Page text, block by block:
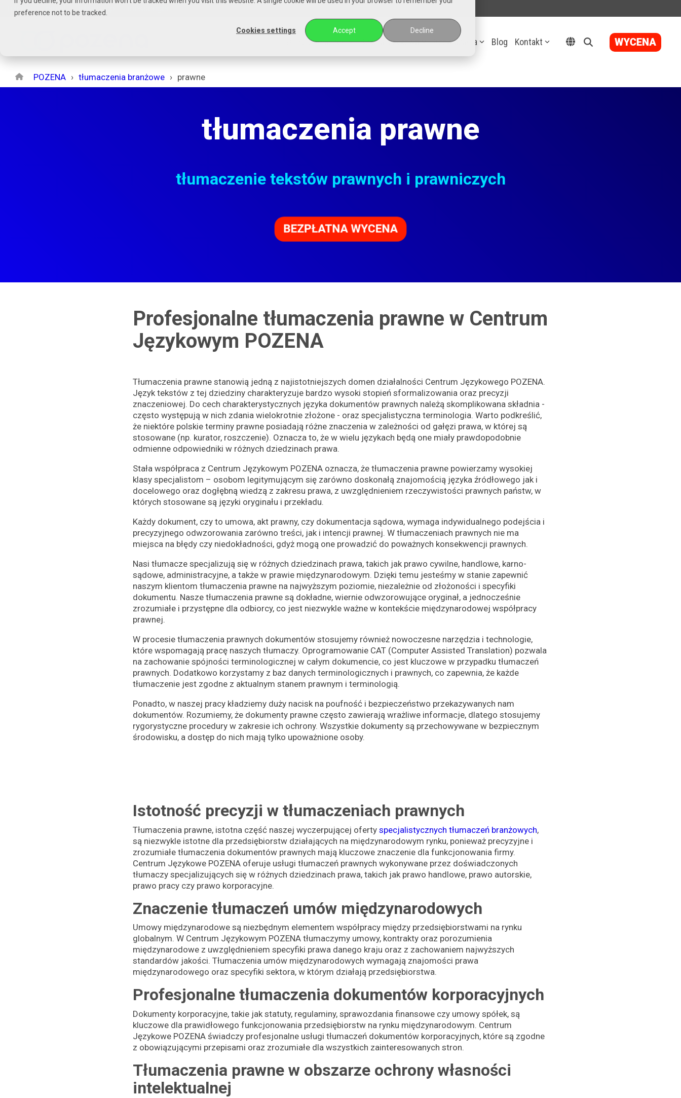
preference not to be tracked.
Cookies settings Accept Decline
Czytaj
stronę
telefon email whatsapp
Biuro tłumaczeń Szkoła językowa Rozwiązania Blog Kontakt
POZENA tłumaczenia branżowe prawne
tłumaczenia prawne
tłumaczenie tekstów prawnych i prawniczych
Profesjonalne tłumaczenia prawne w Centrum
Językowym POZENA
Tłumaczenia prawne stanowią jedną z najistotniejszych domen działalności Centrum Językowego POZENA.
Język tekstów z tej dziedziny charakteryzuje bardzo wysoki stopień sformalizowania oraz precyzji
znaczeniowej. Do cech charakterystycznych języka dokumentów prawnych należą skomplikowana składnia -
często występują w nich zdania wielokrotnie złożone - oraz specjalistyczna terminologia. Warto podkreślić,
że niektóre polskie terminy prawne posiadają różne znaczenia w zależności od gałęzi prawa, w której są
stosowane (np. kurator, roszczenie). Oznacza to, że w wielu językach będą one miały prawdopodobnie
odmienne odpowiedniki w różnych dziedzinach prawa.
Stała współpraca z Centrum Językowym POZENA oznacza, że tłumaczenia prawne powierzamy wysokiej
klasy specjalistom – osobom legitymującym się zarówno doskonałą znajomością języka źródłowego jak i
docelowego oraz dogłębną wiedzą z zakresu prawa, z uwzględnieniem rzeczywistości prawnych państw, w
których stosowane są języki oryginału i przekładu.
Każdy dokument, czy to umowa, akt prawny, czy dokumentacja sądowa, wymaga indywidualnego podejścia i
precyzyjnego odwzorowania zarówno treści, jak i intencji prawnej. W tłumaczeniach prawnych nie ma
miejsca na błędy czy niedokładności, gdyż mogą one prowadzić do poważnych konsekwencji prawnych.
Nasi tłumacze specjalizują się w różnych dziedzinach prawa, takich jak prawo cywilne, handlowe, karno-
sądowe, administracyjne, a także w prawie międzynarodowym. Dzięki temu jesteśmy w stanie zapewnić
naszym klientom tłumaczenia prawne na najwyższym poziomie, niezależnie od złożoności i specyfiki
dokumentu. Nasze tłumaczenia prawne są dokładne, wiernie odwzorowujące oryginał, a jednocześnie
zrozumiałe i przystępne dla odbiorcy, co jest niezwykle ważne w kontekście międzynarodowej współpracy
prawnej.
W procesie tłumaczenia prawnych dokumentów stosujemy również nowoczesne narzędzia i technologie,
które wspomagają pracę naszych tłumaczy. Oprogramowanie CAT (Computer Assisted Translation) pozwala
na zachowanie spójności terminologicznej w całym dokumencie, co jest kluczowe w przypadku tłumaczeń
prawnych. Dodatkowo korzystamy z baz danych terminologicznych i prawnych, co zapewnia, że każde
tłumaczenie jest zgodne z aktualnym stanem prawnym i terminologią.
Ponadto, w naszej pracy kładziemy duży nacisk na poufność i bezpieczeństwo przekazywanych nam
dokumentów. Rozumiemy, że dokumenty prawne często zawierają wrażliwe informacje, dlatego stosujemy
rygorystyczne procedury w zakresie ich ochrony. Wszystkie dokumenty są przechowywane w bezpiecznym
środowisku, a dostęp do nich mają tylko upoważnione osoby.
Istotność precyzji w tłumaczeniach prawnych
Tłumaczenia prawne, istotna część naszej wyczerpującej oferty specjalistycznych tłumaczeń branżowych,
są niezwykle istotne dla przedsiębiorstw działających na międzynarodowym rynku, ponieważ precyzyjne i
zrozumiałe tłumaczenia dokumentów prawnych mają kluczowe znaczenie dla funkcjonowania firmy.
Centrum Językowe POZENA oferuje usługi tłumaczeń prawnych wykonywane przez doświadczonych
tłumaczy specjalizujących się w różnych dziedzinach prawa, takich jak prawo handlowe, prawo autorskie,
prawo pracy czy prawo korporacyjne.
Znaczenie tłumaczeń umów międzynarodowych
Umowy międzynarodowe są niezbędnym elementem współpracy między przedsiębiorstwami na rynku
globalnym. W Centrum Językowym POZENA tłumaczymy umowy, kontrakty oraz porozumienia
międzynarodowe z uwzględnieniem specyfiki prawa danego kraju oraz z zachowaniem najwyższych
standardów jakości. Tłumaczenia umów międzynarodowych wymagają znajomości prawa
międzynarodowego oraz specyfiki sektora, w którym działają przedsiębiorstwa.
Profesjonalne tłumaczenia dokumentów korporacyjnych
Dokumenty korporacyjne, takie jak statuty, regulaminy, sprawozdania finansowe czy umowy spółek, są
kluczowe dla prawidłowego funkcjonowania przedsiębiorstw na rynku międzynarodowym. Centrum
Językowe POZENA świadczy profesjonalne usługi tłumaczeń dokumentów korporacyjnych, które są zgodne
z obowiązującymi przepisami oraz zrozumiałe dla wszystkich zainteresowanych stron.
Tłumaczenia prawne w obszarze ochrony własności
intelektualnej